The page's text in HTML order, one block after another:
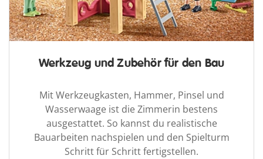
Werkzeug und Zubehör für den Bau
Mit Werkzeugkasten, Hammer, Pinsel und
Wasserwaage ist die Zimmerin bestens
ausgestattet. So kannst du realistische
Bauarbeiten nachspielen und den Spielturm
Schritt für Schritt fertigstellen.